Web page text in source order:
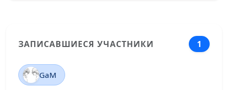
ЗАПИСАВШИЕСЯ УЧАСТНИКИ 1
GaM